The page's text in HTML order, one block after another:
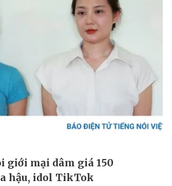
Quân sự - Quốc phòng
Vũ khí
Phân tích